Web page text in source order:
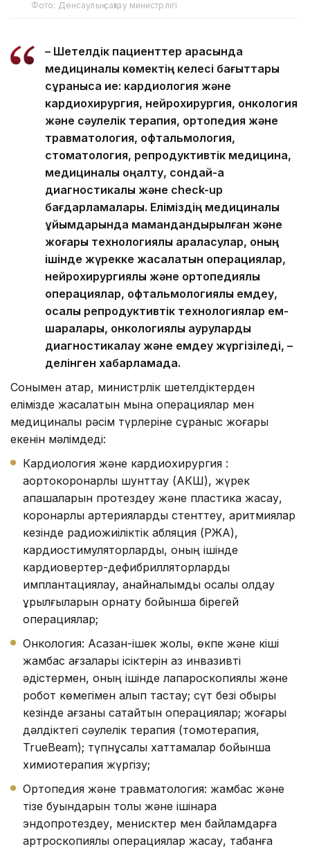
Фото: Денсаулық сақтау министрлігі
– Шетелдік пациенттер арасында
медициналық көмектің келесі бағыттары
сұранысқа ие: кардиология және
кардиохирургия, нейрохирургия, онкология
және сәулелік терапия, ортопедия және
травматология, офтальмология,
стоматология, репродуктивтік медицина,
медициналық оңалту, сондай-ақ
диагностикалық және check-up
бағдарламалары. Еліміздің медициналық
ұйымдарында мамандандырылған және
жоғары технологиялық араласулар, оның
ішінде жүрекке жасалатын операциялар,
нейрохирургиялық және ортопедиялық
операциялар, офтальмологиялық емдеу,
қосалқы репродуктивтік технологиялар ем-
шаралары, онкологиялық ауруларды
диагностикалау және емдеу жүргізіледі, –
делінген хабарламада.
Сонымен қатар, министрлік шетелдіктерден
елімізде жасалатын мына операциялар мен
медициналық рәсім түрлеріне сұраныс жоғары
екенін мәлімдеді:
Кардиология және кардиохирургия :
аортокоронарлық шунттау (АКШ), жүрек
қақпақшаларын протездеу және пластика жасау,
коронарлық артерияларды стенттеу, аритмиялар
кезінде радиожиіліктік абляция (РЖА),
кардиостимуляторларды, оның ішінде
кардиовертер-дефибрилляторларды
имплантациялау, қанайналымды қосалқы қолдау
құрылғыларын орнату бойынша бірегей
операциялар;
Онкология: Асқазан-ішек жолы, өкпе және кіші
жамбас ағзалары ісіктерін аз инвазивті
әдістермен, оның ішінде лапароскопиялық және
робот көмегімен алып тастау; сүт безі обыры
кезінде ағзаны сақтайтын операциялар; жоғары
дәлдіктегі сәулелік терапия (томотерапия,
TrueBeam); түпнұсқалық хаттамалар бойынша
химиотерапия жүргізу;
Ортопедия және травматология: жамбас және
тізе буындарын толық және ішінара
эндопротездеу, менисктер мен байламдарға
артроскопиялық операциялар жасау, табанға